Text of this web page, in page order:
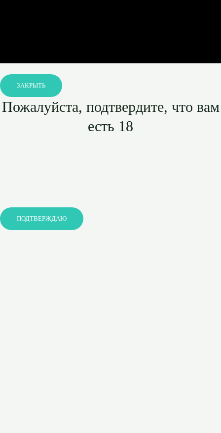
ЗАКРЫТЬ
Пожалуйста, подтвердите, что вам
есть 18
ПОДТВЕРЖДАЮ